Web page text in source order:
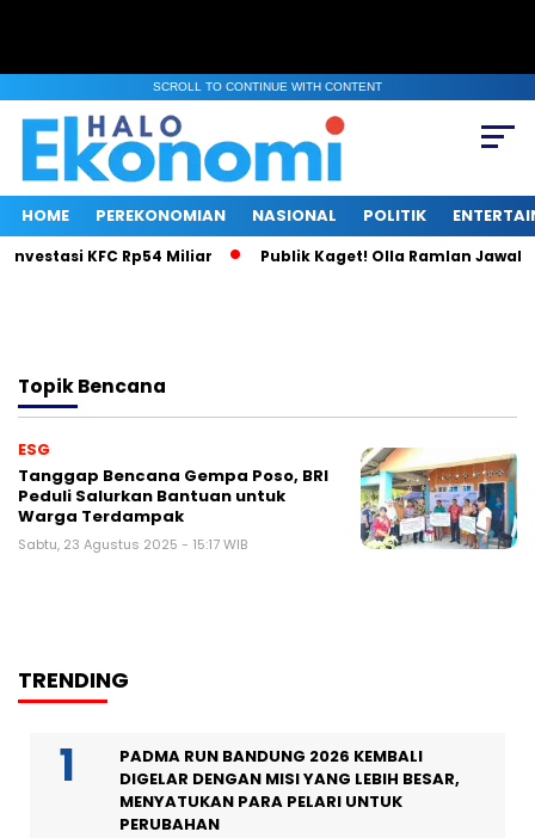
SCROLL TO CONTINUE WITH CONTENT
HOME PEREKONOMIAN NASIONAL POLITIK
KFC Rp54 Miliar Publik Kaget! Olla Ramlan Jawab
TopikBencana
ESG
Tanggap Bencana Gempa Poso, BRI
Peduli Salurkan Bantuan untuk
Warga Terdampak
Sabtu, 23 Agustus 2025 - 15:17 WIB
TRENDING
PADMA RUN BANDUNG 2026 KEMBALI
DIGELAR DENGAN MISI YANG LEBIH BESAR,
MENYATUKAN PARA PELARI UNTUK
PERUBAHAN